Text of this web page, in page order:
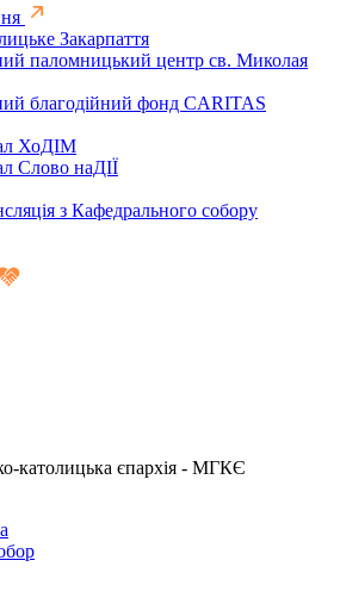
Закарпаття
паломницький центр св. Миколая
благодійний фонд CARITAS
ХоДІМ
Слово наДІЇ
з Кафедрального собору
католицька єпархія - МГКЄ